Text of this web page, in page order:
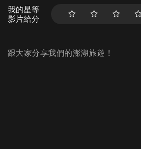
我的星等
影片給分
跟大家分享我們的澎湖旅遊！